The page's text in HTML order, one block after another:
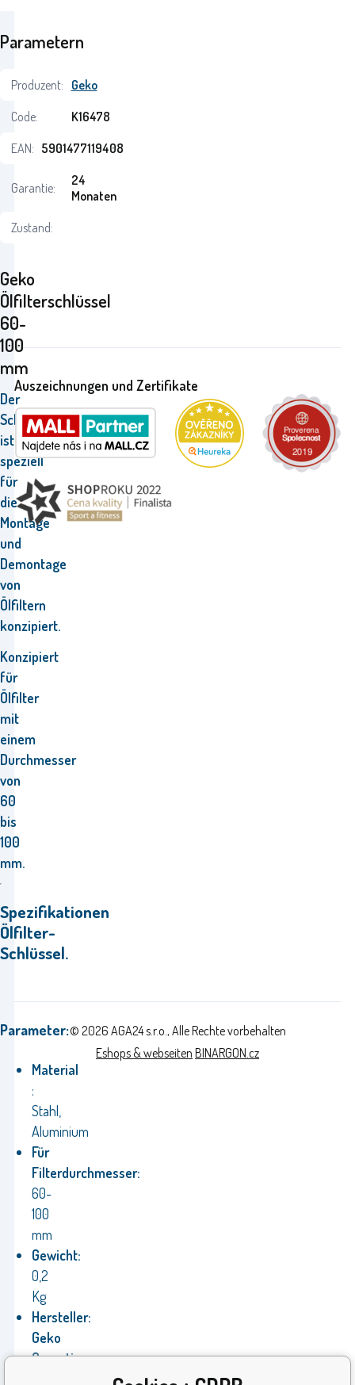
Geko
Ölfilterschlüssel
60-
100
mm
Der
Schraubenschlüssel
ist
speziell
für
die
Montage
und
Demontage
von
Ölfiltern
konzipiert.
Konzipiert
für
Ölfilter
mit
einem
Durchmesser
von
60
bis
100
mm.
Spezifikationen
Ölfilter-
Schlüssel.
Parameter:
Material
:
Stahl,
Aluminium
Für
Filterdurchmesser:
60-
100
mm
Gewicht:
0,2
Kg
Hersteller:
Geko
Garantie:
Parametern
Produzent: Geko
Code:
K16478
EAN: 5901477119408
Garantie:
24
Monaten
Zustand:
Auszeichnungen und Zertifikate
© 2026 AGA24 s.r.o., Alle Rechte vorbehalten
Eshops & webseiten BINARGON.cz